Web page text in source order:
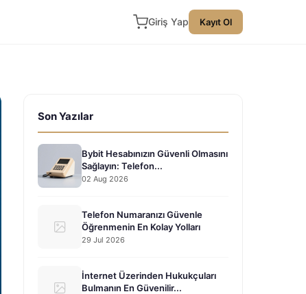
Giriş Yap Kayıt Ol
Son Yazılar
Bybit Hesabınızın Güvenli Olmasını
Sağlayın: Telefon...
02 Aug 2026
Telefon Numaranızı Güvenle
Öğrenmenin En Kolay Yolları
29 Jul 2026
İnternet Üzerinden Hukukçuları
Bulmanın En Güvenilir...